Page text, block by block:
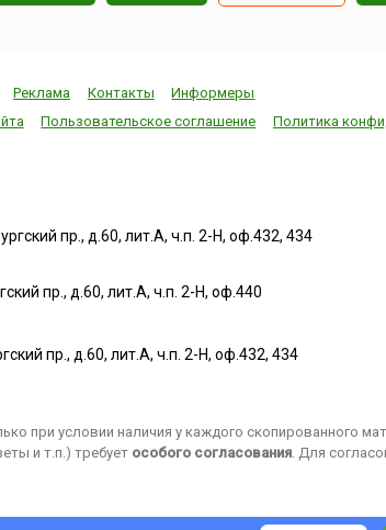
Реклама Контакты
Информеры
Пользовательское соглашение Политика
пр., д.60, лит.А, ч.п. 2-Н, оф.432, 434
пр., д.60, лит.А, ч.п. 2-Н, оф.440
пр., д.60, лит.А, ч.п. 2-Н, оф.432, 434
при условии наличия у каждого скопированного
и т.п.) требует особого согласования. Для